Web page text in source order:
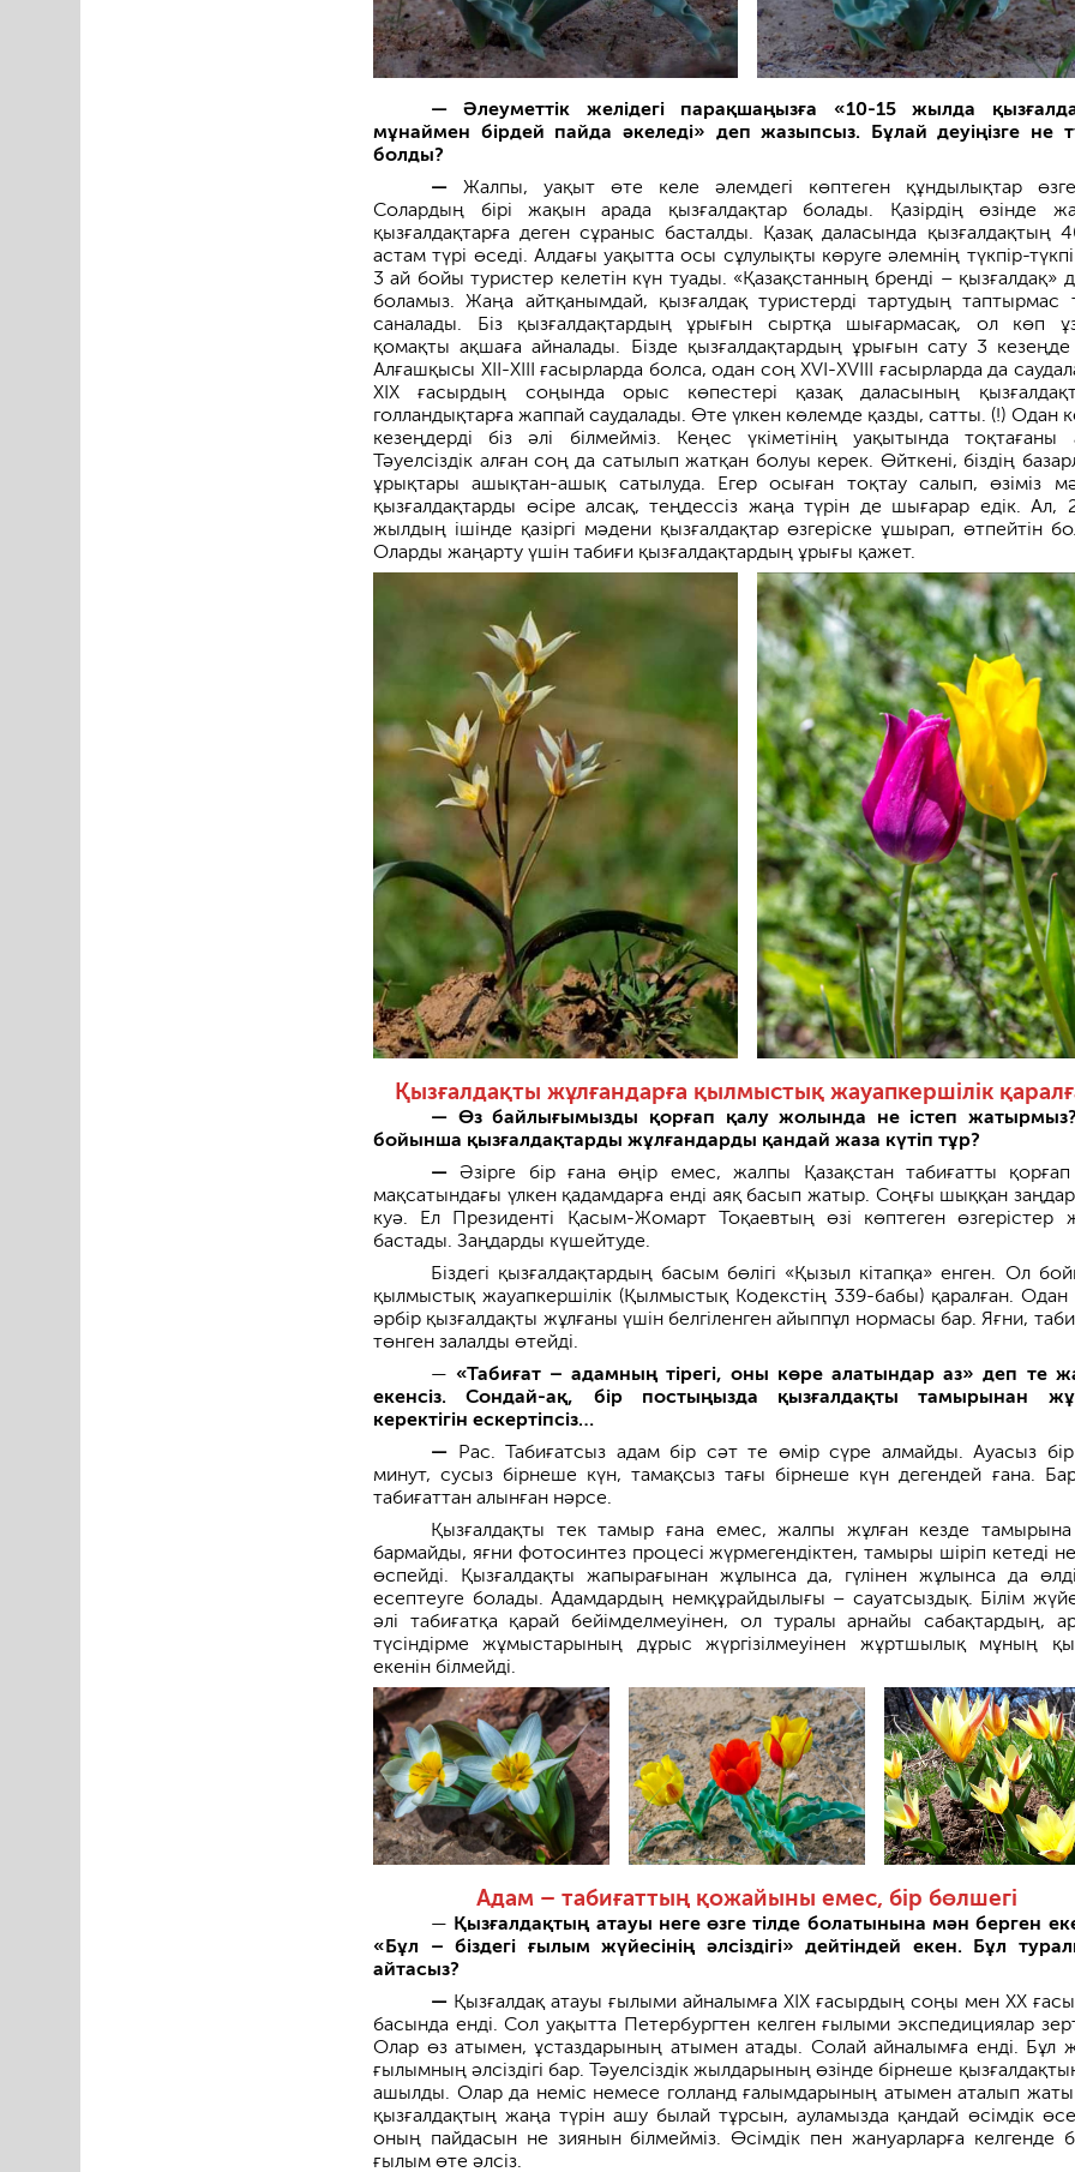
— Әлеуметтік желідегі парақшаңызға «10-15 жылда
мұнаймен бірдей пайда әкеледі» деп жазыпсыз. Бұлай деуіңізге не
болды?
— Жалпы, уақыт өте келе әлемдегі көптеген құндылықтар
Солардың бірі жақын арада қызғалдақтар болады. Қазірдің өзінде
қызғалдақтарға деген сұраныс басталды. Қазақ даласында қызғалдақтың
астам түрі өседі. Алдағы уақытта осы сұлулықты көруге әлемнің түкпір-
3 ай бойы туристер келетін күн туады. «Қазақстанның бренді – қызғалдақ»
боламыз. Жаңа айтқанымдай, қызғалдақ туристерді тартудың таптырмас
саналады. Біз қызғалдақтардың ұрығын сыртқа шығармасақ, ол көп
қомақты ақшаға айналады. Бізде қызғалдақтардың ұрығын сату 3 кезеңде
Алғашқысы XII-XIII ғасырларда болса, одан соң XVI-XVIII ғасырларда да
XIX ғасырдың соңында орыс көпестері қазақ даласының
голландықтарға жаппай саудалады. Өте үлкен көлемде қазды, сатты. (!) Одан
кезеңдерді біз әлі білмейміз. Кеңес үкіметінің уақытында тоқтағаны
Тәуелсіздік алған соң да сатылып жатқан болуы керек. Өйткені, біздің
ұрықтары ашықтан-ашық сатылуда. Егер осыған тоқтау салып, өзіміз
қызғалдақтарды өсіре алсақ, теңдессіз жаңа түрін де шығарар едік. Ал,
жылдың ішінде қазіргі мәдени қызғалдақтар өзгеріске ұшырап, өтпейтін
Оларды жаңарту үшін табиғи қызғалдақтардың ұрығы қажет.
Қызғалдақты жұлғандарға қылмыстық жауапкершілік
— Өз байлығымызды қорғап қалу жолында не істеп
бойынша қызғалдақтарды жұлғандарды қандай жаза күтіп тұр?
— Әзірге бір ғана өңір емес, жалпы Қазақстан табиғатты
мақсатындағы үлкен қадамдарға енді аяқ басып жатыр. Соңғы шыққан
куә. Ел Президенті Қасым-Жомарт Тоқаевтың өзі көптеген өзгерістер
бастады. Заңдарды күшейтуде.
Біздегі қызғалдақтардың басым бөлігі «Қызыл кітапқа» енген. Ол
қылмыстық жауапкершілік (Қылмыстық Кодекстің 339-бабы) қаралған. Одан
әрбір қызғалдақты жұлғаны үшін белгіленген айыппұл нормасы бар. Яғни,
төнген залалды өтейді.
— «Табиғат – адамның тірегі, оны көре алатындар аз» деп те
екенсіз. Сондай-ақ, бір постыңызда қызғалдақты тамырынан
керектігін ескертіпсіз…
— Рас. Табиғатсыз адам бір сәт те өмір сүре алмайды. Ауасыз
минут, сусыз бірнеше күн, тамақсыз тағы бірнеше күн дегендей ғана.
табиғаттан алынған нәрсе.
Қызғалдақты тек тамыр ғана емес, жалпы жұлған кезде тамырына
бармайды, яғни фотосинтез процесі жүрмегендіктен, тамыры шіріп кетеді
өспейді. Қызғалдақты жапырағынан жұлынса да, гүлінен жұлынса да
есептеуге болады. Адамдардың немқұрайдылығы – сауатсыздық. Білім
әлі табиғатқа қарай бейімделмеуінен, ол туралы арнайы сабақтардың,
түсіндірме жұмыстарының дұрыс жүргізілмеуінен жұртшылық мұның
екенін білмейді.
Адам – табиғаттың қожайыны емес, бір бөлшегі
— Қызғалдақтың атауы неге өзге тілде болатынына мән берген
«Бұл – біздегі ғылым жүйесінің әлсіздігі» дейтіндей екен. Бұл
айтасыз?
— Қызғалдақ атауы ғылыми айналымға XIX ғасырдың соңы мен XX
басында енді. Сол уақытта Петербургтен келген ғылыми экспедициялар
Олар өз атымен, ұстаздарының атымен атады. Солай айналымға енді. Бұл
ғылымның әлсіздігі бар. Тәуелсіздік жылдарының өзінде бірнеше
ашылды. Олар да неміс немесе голланд ғалымдарының атымен аталып
қызғалдақтың жаңа түрін ашу былай тұрсын, ауламызда қандай өсімдік
оның пайдасын не зиянын білмейміз. Өсімдік пен жануарларға келгенде
ғылым өте әлсіз.